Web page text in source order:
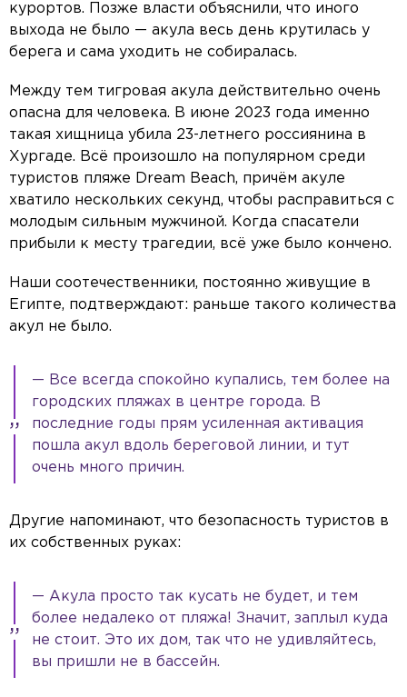
курортов. Позже власти объяснили, что иного
выхода не было — акула весь день крутилась у
берега и сама уходить не собиралась.
Между тем тигровая акула действительно очень
опасна для человека. В июне 2023 года именно
такая хищница убила 23-летнего россиянина в
Хургаде. Всё произошло на популярном среди
туристов пляже Dream Beach, причём акуле
хватило нескольких секунд, чтобы расправиться с
молодым сильным мужчиной. Когда спасатели
прибыли к месту трагедии, всё уже было кончено.
Наши соотечественники, постоянно живущие в
Египте, подтверждают: раньше такого количества
акул не было.
— Все всегда спокойно купались, тем более на
городских пляжах в центре города. В
последние годы прям усиленная активация
пошла акул вдоль береговой линии, и тут
очень много причин.
Другие напоминают, что безопасность туристов в
их собственных руках:
— Акула просто так кусать не будет, и тем
более недалеко от пляжа! Значит, заплыл куда
не стоит. Это их дом, так что не удивляйтесь,
вы пришли не в бассейн.